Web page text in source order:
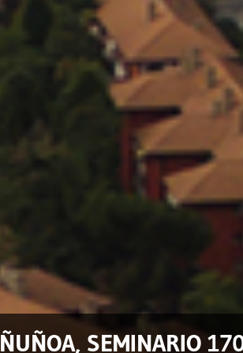
ÑUÑOA, SEMINARIO